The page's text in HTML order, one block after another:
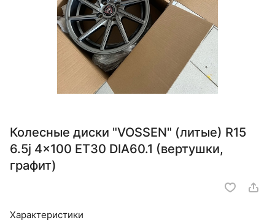
Колесные диски "VOSSEN" (литые) R15
6.5j 4x100 ET30 DIA60.1 (вертушки,
графит)
Характеристики